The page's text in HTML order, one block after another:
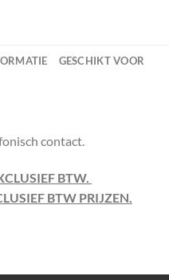
GESCHIKT VOOR
contact.
BTW.
BTW PRIJZEN.